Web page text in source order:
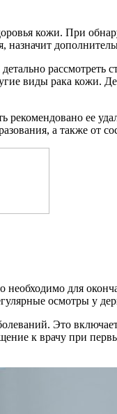
кожи. При
назначит
виды рака кожи.
рекомендовано ее
а также от
для
осмотры у
Это
к врачу при